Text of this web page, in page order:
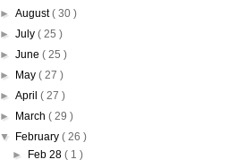
► August( 30 )
► July ( 25 )
► June ( 25 )
►
May ( 27 )
► April ( 27 )
►
March ( 29 )
▼
February ( 26 )
►
Feb 28( 1 )